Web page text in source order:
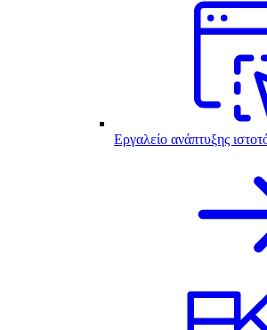
Εργαλείο ανάπτυξης